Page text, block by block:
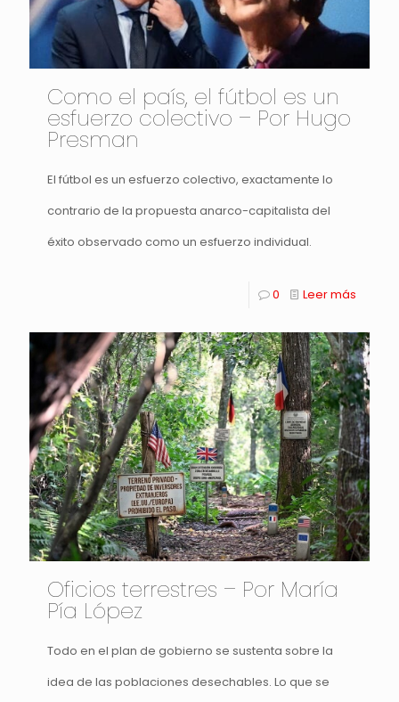
Como el país, el fútbol es un
esfuerzo colectivo – Por Hugo
Presman
El fútbol es un esfuerzo colectivo, exactamente lo
contrario de la propuesta anarco-capitalista del
éxito observado como un esfuerzo individual.
0 Leer más
Oficios terrestres – Por María
Pía López
Todo en el plan de gobierno se sustenta sobre la
idea de las poblaciones desechables. Lo que se